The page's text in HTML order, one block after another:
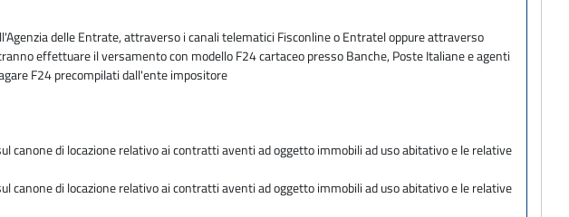
delle Entrate, attraverso i canali telematici Fisconline o Entratel oppure attraverso
effettuare il versamento con modello F24 cartaceo presso Banche, Poste Italiane e agenti
F24 precompilati dall'ente impositore
di locazione relativo ai contratti aventi ad oggetto immobili ad uso abitativo e le relative
di locazione relativo ai contratti aventi ad oggetto immobili ad uso abitativo e le relative